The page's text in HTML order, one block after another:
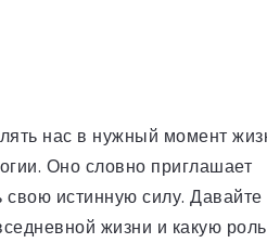
нас в нужный момент
Оно словно приглашает
свою истинную силу. Давайте
жизни и какую роль